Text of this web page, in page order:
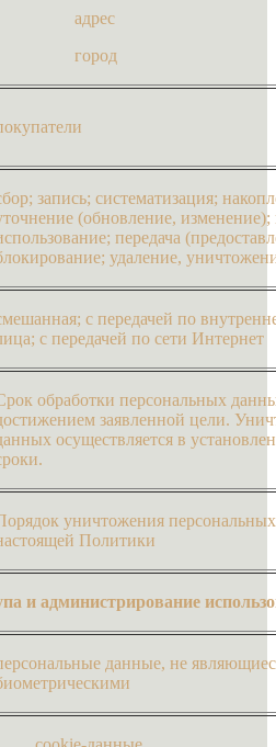
адрес
город
запись; систематизация;
(обновление, изменение);
передача
удаление,
с передачей по
с передачей по сети Интернет
обработки персональных
заявленной цели.
осуществляется в
уничтожения
Политики
и администрирование
данные, не